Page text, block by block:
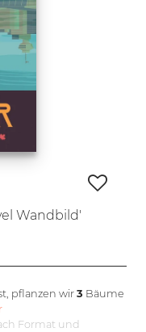
Wandbild'
pflanzen wir3 Bäume
Format und